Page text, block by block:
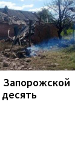
Запорожской